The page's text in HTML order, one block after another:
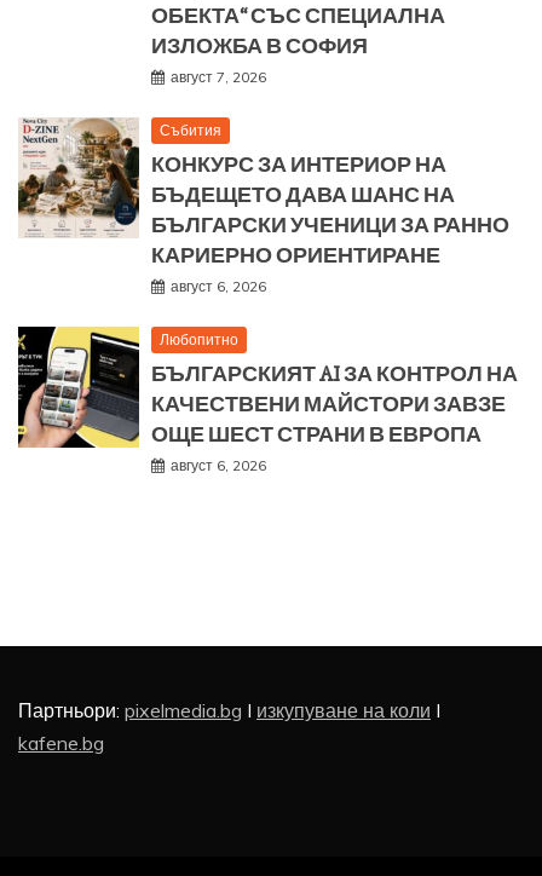
ОБЕКТА“ СЪС СПЕЦИАЛНА
ИЗЛОЖБА В СОФИЯ
август 7, 2026
Събития
КОНКУРС ЗА ИНТЕРИОР НА
БЪДЕЩЕТО ДАВА ШАНС НА
БЪЛГАРСКИ УЧЕНИЦИ ЗА РАННО
КАРИЕРНО ОРИЕНТИРАНЕ
август 6, 2026
Любопитно
БЪЛГАРСКИЯТ AI ЗА КОНТРОЛ НА
КАЧЕСТВЕНИ МАЙСТОРИ ЗАВЗЕ
ОЩЕ ШЕСТ СТРАНИ В ЕВРОПА
август 6, 2026
Партньори: pixelmedia.bg I изкупуване на коли I
kafene.bg